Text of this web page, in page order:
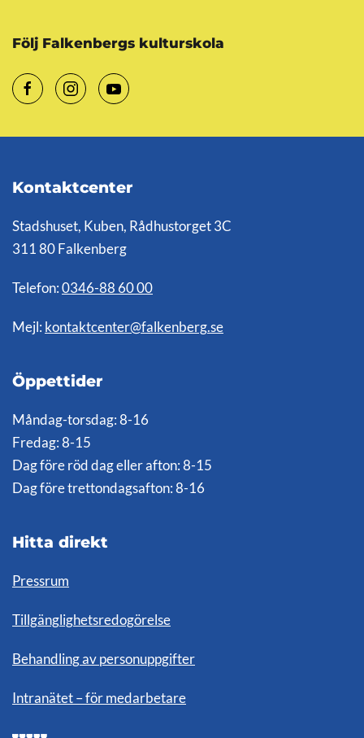
Följ Falkenbergs kulturskola
Kontaktcenter
Stadshuset, Kuben, Rådhustorget 3C
311 80 Falkenberg
Telefon: 0346-88 60 00
Mejl: kontaktcenter@falkenberg.se
Öppettider
Måndag-torsdag: 8-16
Fredag: 8-15
Dag före röd dag eller afton: 8-15
Dag före trettondagsafton: 8-16
Hitta direkt
Pressrum
Tillgänglighetsredogörelse
Behandling av personuppgifter
Intranätet – för medarbetare